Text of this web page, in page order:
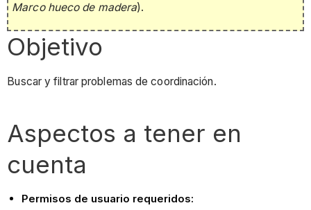
Marco hueco de madera).
Objetivo
Buscar y filtrar problemas de coordinación.
Aspectos a tener en
cuenta
Permisos de usuario requeridos: